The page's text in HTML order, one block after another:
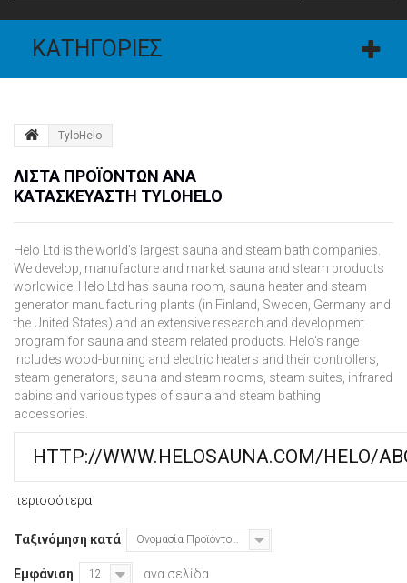
ΚΑΤΗΓΟΡΊΕΣ
TyloHelo
ΛΊΣΤΑ ΠΡΟΪΌΝΤΩΝ ΑΝΆ
ΚΑΤΑΣΚΕΥΑΣΤΉ TYLOHELO
Helo Ltd is the world's largest sauna and steam bath companies.
We develop, manufacture and market sauna and steam products
worldwide. Helo Ltd has sauna room, sauna heater and steam
generator manufacturing plants (in Finland, Sweden, Germany and
the United States) and an extensive research and development
program for sauna and steam related products. Helo's range
includes wood-burning and electric heaters and their controllers,
steam generators, sauna and steam rooms, steam suites, infrared
cabins and various types of sauna and steam bathing
accessories.
HTTP://WWW.HELOSAUNA.COM/HELO/
περισσότερα
Ταξινόμηση κατά Ονομασία Προϊόντος: Α έως το Ω
Εμφάνιση 12 ανα σελίδα